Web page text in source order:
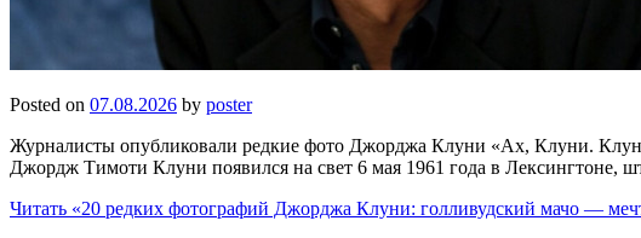
Posted on 07.08.2026 by poster
Журналисты опубликовали редкие фото Джорджа Клуни «Ах, Клуни.
Джордж Тимоти Клуни появился на свет 6 мая 1961 года в Лексингтоне,
Читать «20 редких фотографий Джорджа Клуни: голливудский мачо —